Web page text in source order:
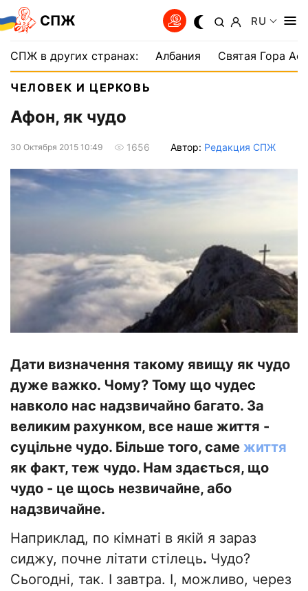
СПЖ RU
СПЖ в других странах: Албания Святая Гора
ЧЕЛОВЕК И ЦЕРКОВЬ
Афон, як чудо
30 Октября 2015 10:49 1656 Автор: Редакция СПЖ
Дати визначення такому явищу як чудо
дуже важко. Чому? Тому що чудес
навколо нас надзвичайно багато. За
великим рахунком, все наше життя -
суцільне чудо. Більше того, саме життя
як факт, теж чудо. Нам здається, що
чудо - це щось незвичайне, або
надзвичайне.
Наприклад, по кімнаті в якій я зараз
сиджу, почне літати стілець. Чудо?
Сьогодні, так. І завтра. І, можливо, через